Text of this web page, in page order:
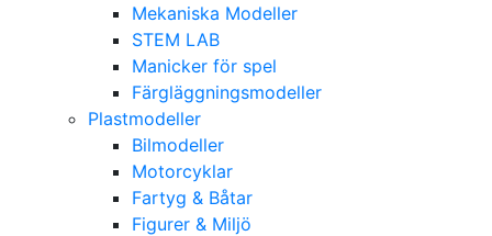
Mekaniska Modeller
STEM LAB
Manicker för spel
Färgläggningsmodeller
Plastmodeller
Bilmodeller
Motorcyklar
Fartyg & Båtar
Figurer & Miljö